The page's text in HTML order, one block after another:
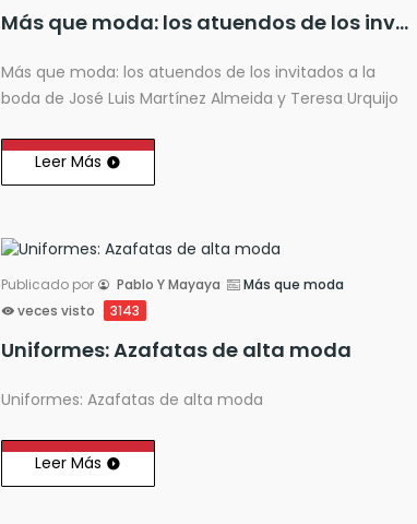
Más que moda: los atuendos de los invitados a la boda de José Luis Martínez Almeida y Teresa Urquijo
Más que moda: los atuendos de los invitados a la
boda de José Luis Martínez Almeida y Teresa Urquijo
Leer Más
Publicado por Pablo Y Mayaya
Más que moda
veces visto
3143
Uniformes: Azafatas de alta moda
Uniformes: Azafatas de alta moda
Leer Más